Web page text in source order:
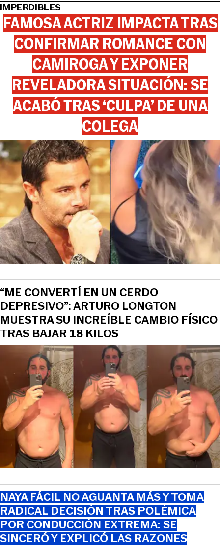
IMPERDIBLES
FAMOSA ACTRIZ IMPACTA TRAS
CONFIRMAR ROMANCE CON
CAMIROGA Y EXPONER
REVELADORA SITUACIÓN: SE
ACABÓ TRAS ‘CULPA’ DE UNA
COLEGA
“ME CONVERTÍ EN UN CERDO
DEPRESIVO”: ARTURO LONGTON
MUESTRA SU INCREÍBLE CAMBIO FÍSICO
TRAS BAJAR 18 KILOS
NAYA FÁCIL NO AGUANTA MÁS Y TOMA
RADICAL DECISIÓN TRAS POLÉMICA
POR CONDUCCIÓN EXTREMA: SE
SINCERÓ Y EXPLICÓ LAS RAZONES